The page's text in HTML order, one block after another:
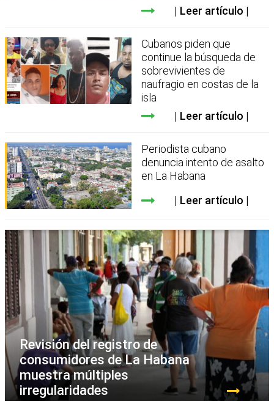
Leer artículo
Cubanos piden que
continue la búsqueda de
sobrevivientes de
naufragio en costas de la
isla
Leer artículo
Periodista cubano
denuncia intento de asalto
en La Habana
Leer artículo
Revisión del registro de
consumidores de La Habana
muestra múltiples
irregularidades